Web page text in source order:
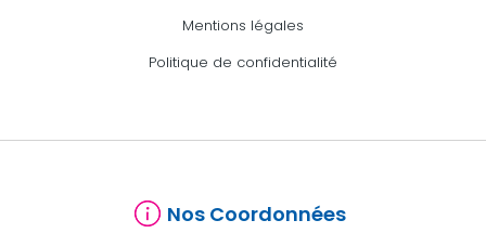
Mentions légales
Politique de confidentialité
Nos Coordonnées